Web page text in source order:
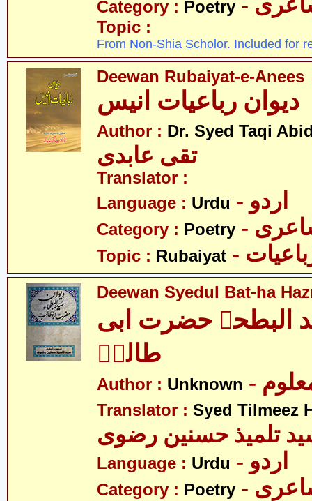
Category : Poetry
Topic :
From Non-Shia Scholor. Included for
Deewan Rubaiyat-e-Anees
دیوان رباعیات انیس
Author : Dr. Syed Taqi
تقی عابدی
Translator :
Language : Urdu - اردو
Category : Poetry
Topic : Rubaiyat
Deewan Syedul Bat-ha
البطحہ حضرت ابی
طالبؑ
Author : Unknown
Translator : Syed Tilmeez
تلمیذ حسنین رضوی
Language : Urdu - اردو
Category : Poetry